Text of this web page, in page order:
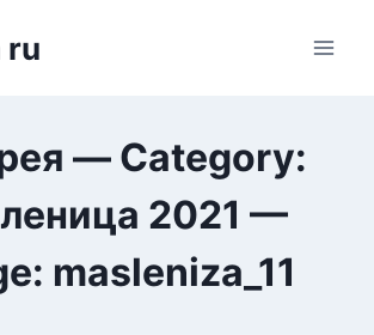
ru
— Category:
2021 —
masleniza_11